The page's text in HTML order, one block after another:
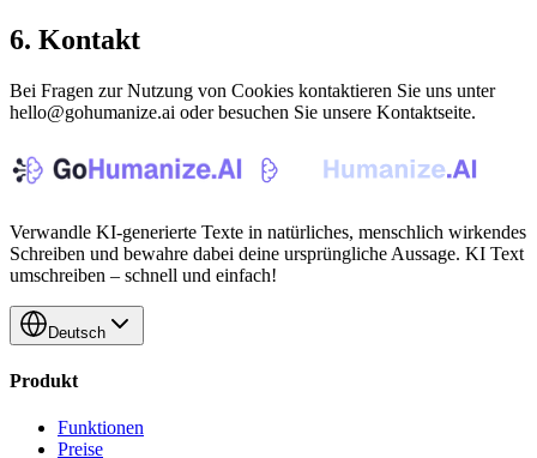
6. Kontakt
Bei Fragen zur Nutzung von Cookies kontaktieren Sie uns unter
hello@gohumanize.ai oder besuchen Sie unsere Kontaktseite.
Verwandle KI-generierte Texte in natürliches, menschlich wirkendes
Schreiben und bewahre dabei deine ursprüngliche Aussage. KI Text
umschreiben – schnell und einfach!
Deutsch
Produkt
Funktionen
Preise